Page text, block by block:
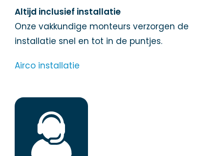
Altijd inclusief installatie
Onze vakkundige monteurs verzorgen de
installatie snel en tot in de puntjes.
Airco installatie